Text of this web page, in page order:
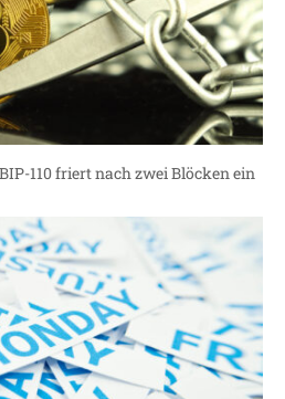
110 friert nach zwei Blöcken ein